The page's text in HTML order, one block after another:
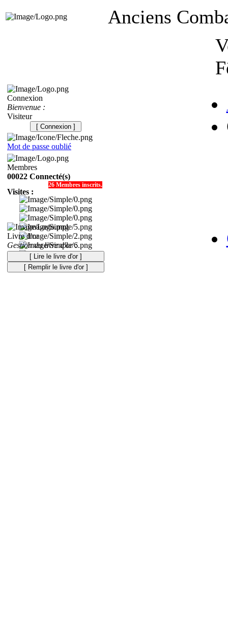
Anciens
Connexion
Bienvenue :
Visiteur
[ Connexion ]
Mot de passe oublié
Membres
00022 Connecté(s)
26 Membres inscrits.
Visites :
Livre d'or
Gestion du livre d'or :
[ Lire le livre d'or ]
[ Remplir le livre d'or ]